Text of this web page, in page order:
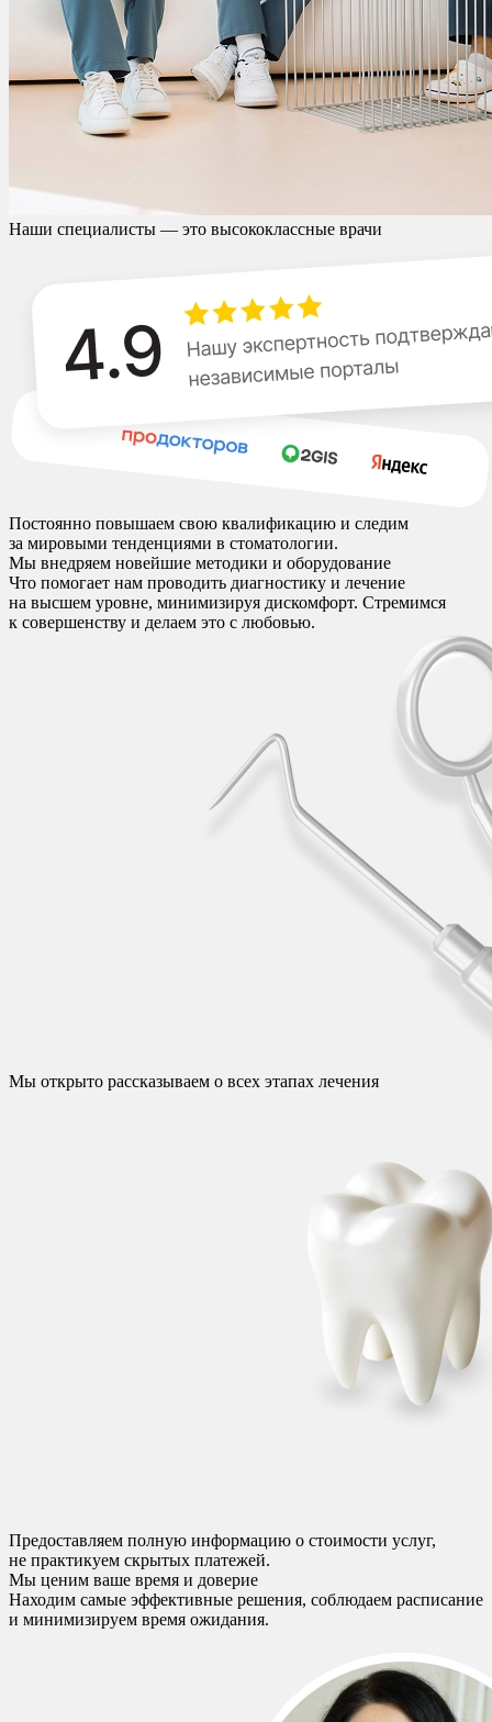
Наши специалисты — это высококлассные врачи
Постоянно повышаем свою квалификацию и следим
за мировыми тенденциями в стоматологии.
Мы внедряем новейшие методики и оборудование
Что помогает нам проводить диагностику и лечение
на высшем уровне, минимизируя дискомфорт. Стремимся
к совершенству и делаем это с любовью.
Мы открыто рассказываем о всех этапах лечения
Предоставляем полную информацию о стоимости услуг,
не практикуем скрытых платежей.
Мы ценим ваше время и доверие
Находим самые эффективные решения, соблюдаем расписание
и минимизируем время ожидания.